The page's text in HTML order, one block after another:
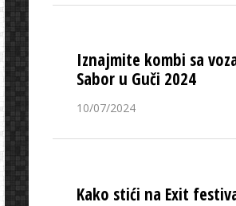
Iznajmite kombi sa
Sabor u Guči 2024
10/07/2024
Kako stići na Exit